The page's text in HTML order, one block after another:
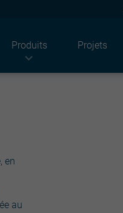
Produits Projets
publics
en
au